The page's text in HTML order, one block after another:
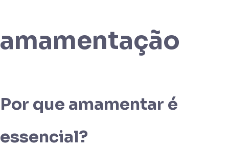
amamentação
Por que amamentar é
essencial?